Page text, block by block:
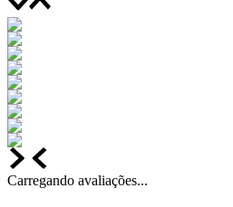
Carregando avaliações...